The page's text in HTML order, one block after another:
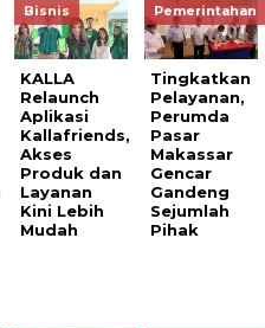
Bisnis
KALLA
Relaunch
Aplikasi
Kallafriends,
Akses
Produk dan
Layanan
Kini Lebih
Mudah
Pemerintahan
Tingkatkan
Pelayanan,
Perumda
Pasar
Makassar
Gencar
Gandeng
Sejumlah
Pihak